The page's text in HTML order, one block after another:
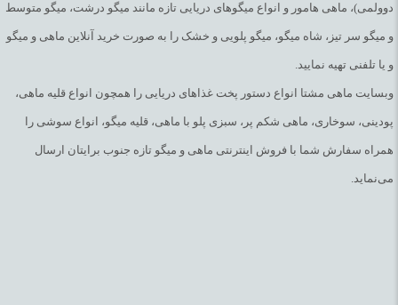
دوولمی)، ماهی هامور و انواع میگوهای دریایی تازه مانند میگو درشت، میگو متوسط
و میگو سر تیز، شاه میگو، میگو پلویی و خشک را به صورت خرید آنلاین ماهی و میگو
و یا تلفنی تهیه نمایید.
وبسایت ماهی مشتا انواع دستور پخت غذاهای دریایی را همچون انواع قلیه ماهی،
پودینی، سوخاری، ماهی شکم پر، سبزی پلو با ماهی، قلیه میگو، انواع سوشی را
همراه سفارش شما با فروش اینترنتی ماهی و میگو تازه جنوب برایتان ارسال
می‌نماید.